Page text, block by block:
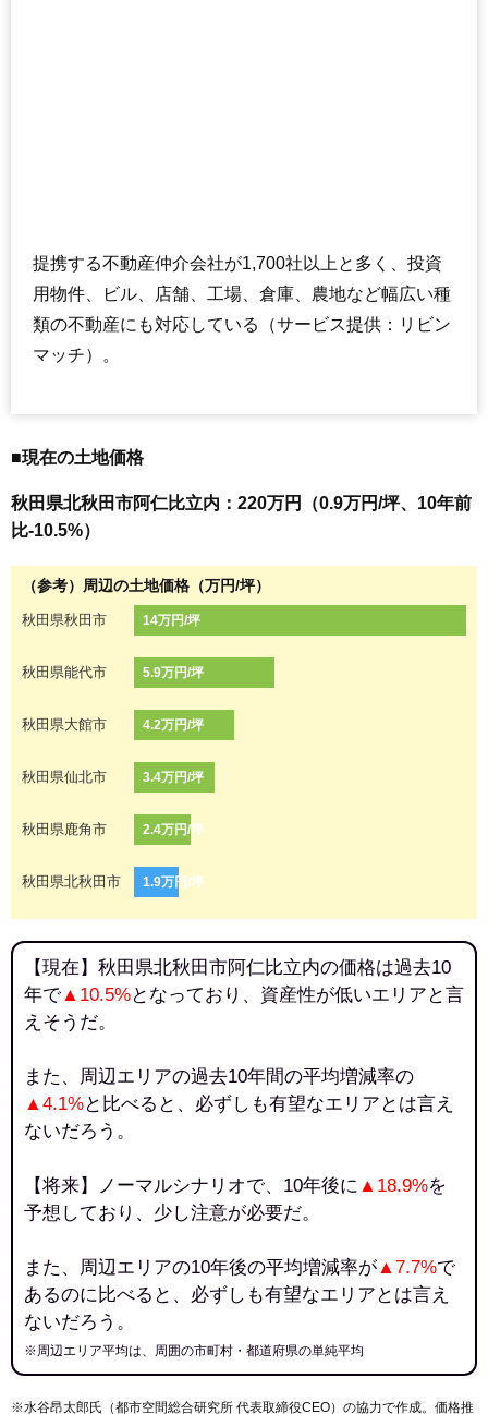
提携する不動産仲介会社が1,700社以上と多く、投資
用物件、ビル、店舗、工場、倉庫、農地など幅広い種
類の不動産にも対応している（サービス提供：リビン
マッチ）。
■現在の土地価格
秋田県北秋田市阿仁比立内：220万円（0.9万円/坪、10年前
比-10.5%）
（参考）周辺の土地価格（万円/坪）
秋田県秋田市 14万円/坪
秋田県能代市 5.9万円/坪
秋田県大館市 4.2万円/坪
秋田県仙北市 3.4万円/坪
秋田県鹿角市 2.4万円/坪
秋田県北秋田市 1.9万円/坪
【現在】秋田県北秋田市阿仁比立内の価格は過去10
年で▲10.5%となっており、資産性が低いエリアと言
えそうだ。
また、周辺エリアの過去10年間の平均増減率の
▲4.1%と比べると、必ずしも有望なエリアとは言え
ないだろう。
【将来】ノーマルシナリオで、10年後に ▲18.9%を
予想しており、少し注意が必要だ。
また、周辺エリアの10年後の平均増減率が▲7.7%で
あるのに比べると、必ずしも有望なエリアとは言え
ないだろう。
※周辺エリア平均は、周囲の市町村・都道府県の単純平均
※水谷昂太郎氏（都市空間総合研究所 代表取締役CEO）の協力で作成。価格推